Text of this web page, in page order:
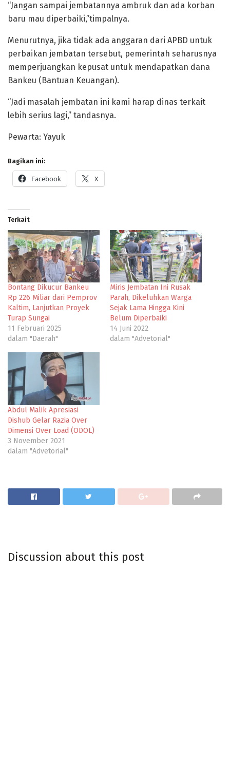
“Jangan sampai jembatannya ambruk dan ada korban
baru mau diperbaiki,”timpalnya.
Menurutnya, jika tidak ada anggaran dari APBD untuk
perbaikan jembatan tersebut, pemerintah seharusnya
memperjuangkan kepusat untuk mendapatkan dana
Bankeu (Bantuan Keuangan).
“Jadi masalah jembatan ini kami harap dinas terkait
lebih serius lagi,” tandasnya.
Pewarta: Yayuk
Bagikan ini:
Facebook X
Terkait
Bontang Dikucur Bankeu
Rp 226 Miliar dari Pemprov
Kaltim, Lanjutkan Proyek
Turap Sungai
11 Februari 2025
dalam "Daerah"
Miris Jembatan Ini Rusak
Parah, Dikeluhkan Warga
Sejak Lama Hingga Kini
Belum Diperbaiki
14 Juni 2022
dalam "Advetorial"
Abdul Malik Apresiasi
Dishub Gelar Razia Over
Dimensi Over Load (ODOL)
3 November 2021
dalam "Advetorial"
Discussion about this post